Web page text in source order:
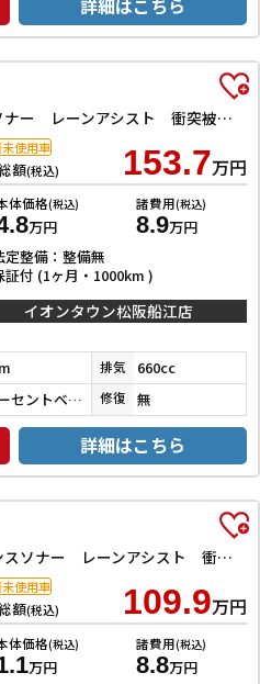
詳細はこちら
ハイブリッドL クリアランスソナー レーンアシスト 衝突被害軽減システム オートライト スマートキー アイドリングストップ 電動格納ミラー シートヒーター ベンチシート CVT ESC エアコン パワーウィンドウ
額(税込) 153.7万円
体価格(税込)
万円
諸費用(税込)
8.9万円
定整備：整備無
証付 (1ヶ月・1000km )
使用車
イオンタウン松阪船江店
排気 660cc
ルーセントベージュパールメタリック 修復 無
詳細はこちら
L 届出済未使用車 クリアランスソナー レーンアシスト 衝突被害軽減システム オートライト キーレスエントリー アイドリングストップ 電動格納ミラー シートヒーター CVT 盗難防止システム ABS
額(税込) 109.9万円
体価格(税込)
万円
諸費用(税込)
8.8万円
使用車